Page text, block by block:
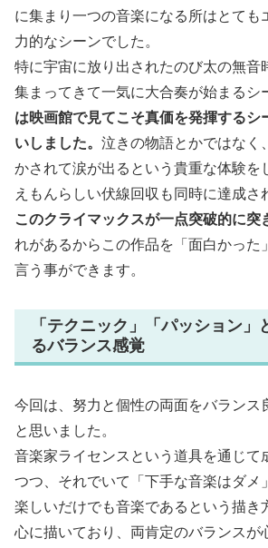
に集まり一つの音楽になる所はとても
力的なシーンでした。
特に宇宙に放り出されたのび太の無音
集まってきて一気に大合奏が始まるシ
は映画館で見てこそ真価を発揮するシ
いしました。 泣きの物語とかではなく
かされて涙が出るという貴重な体験を
えもんらしい伏線回収も同時に達成さ
このクライマックスが一点突破的に突
れがあるからこの作品を「面白かった
言う事ができます。
「テクニック」「パッション」
るバランス感覚
今回は、努力と個性の両面をバランス
と思いました。
音楽家ライセンスという道具を通じて
つつ、それでいて「下手な音楽はダメ
楽しいだけでも音楽であるという描き
心に描いており、両肯定のバランスが